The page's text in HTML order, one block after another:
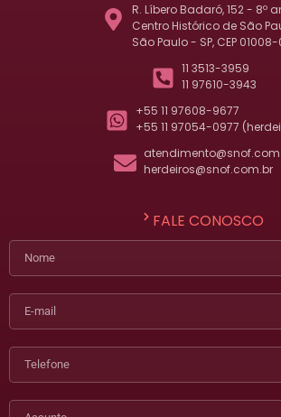
R. Líbero Badaró, 152 - 8º
Centro Histórico de São
São Paulo - SP, CEP 01008-
11 3513-3959
11 97610-3943
+55 11 97608-9677
+55 11 97054-0977
herdeiros@snof.com.br
FALE CONOSCO